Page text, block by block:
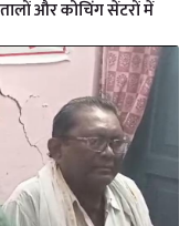
और कोचिंग सेंटरों में